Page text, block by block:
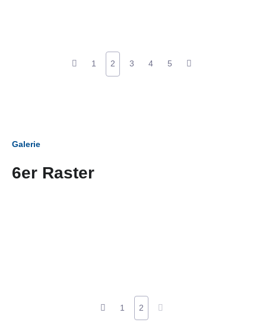
1 2 3 4 5
Galerie
6er Raster
1 2